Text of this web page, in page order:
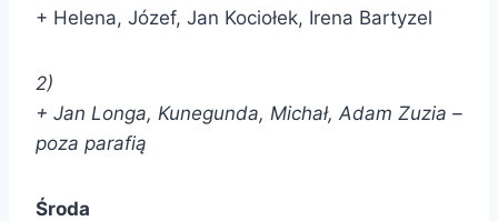
+ Helena, Józef, Jan Kociołek, Irena Bartyzel
2)
+ Jan Longa, Kunegunda, Michał, Adam Zuzia –
poza parafią
Środa